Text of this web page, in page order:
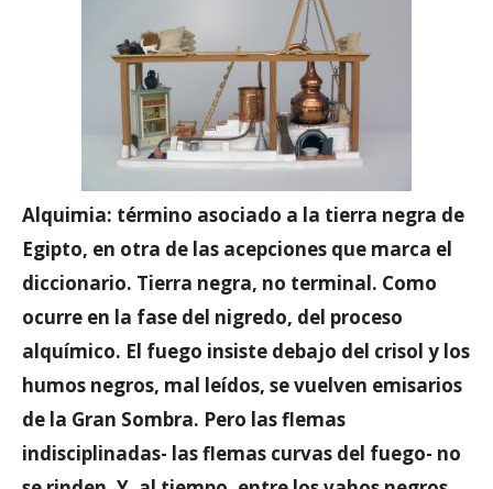
Alquimia: término asociado a la tierra negra de
Egipto, en otra de las acepciones que marca el
diccionario. Tierra negra, no terminal. Como
ocurre en la fase del nigredo, del proceso
alquímico. El fuego insiste debajo del crisol y los
humos negros, mal leídos, se vuelven emisarios
de la Gran Sombra. Pero las flemas
indisciplinadas- las flemas curvas del fuego- no